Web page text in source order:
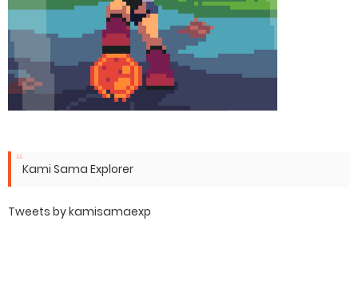
Kami Sama Explorer
Tweets by kamisamaexp